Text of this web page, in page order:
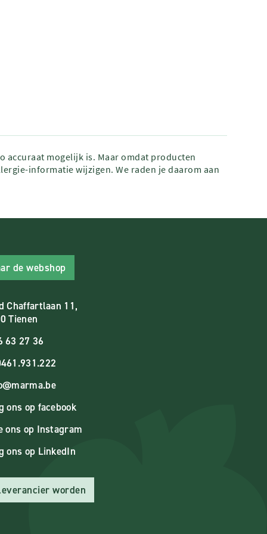
accuraat mogelijk is. Maar omdat producten
informatie wijzigen. We raden je daarom aan
de webshop
Chaffartlaan 11,
Tienen
63 27 36
ons op facebook
ons op Instagram
ons op LinkedIn
worden